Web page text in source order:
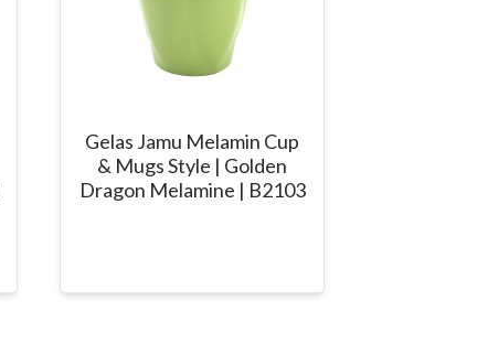
Gelas Jamu Melamin Cup
& Mugs Style | Golden
Dragon Melamine | B2103